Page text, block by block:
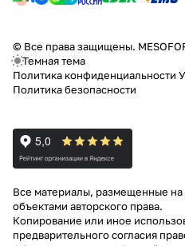
© Все права защищены.
Темная тема
Политика конфиденциальности
Политика безопасности
Все материалы, размещенные на
объектами авторского права.
Копирование или иное
предварительного согласия